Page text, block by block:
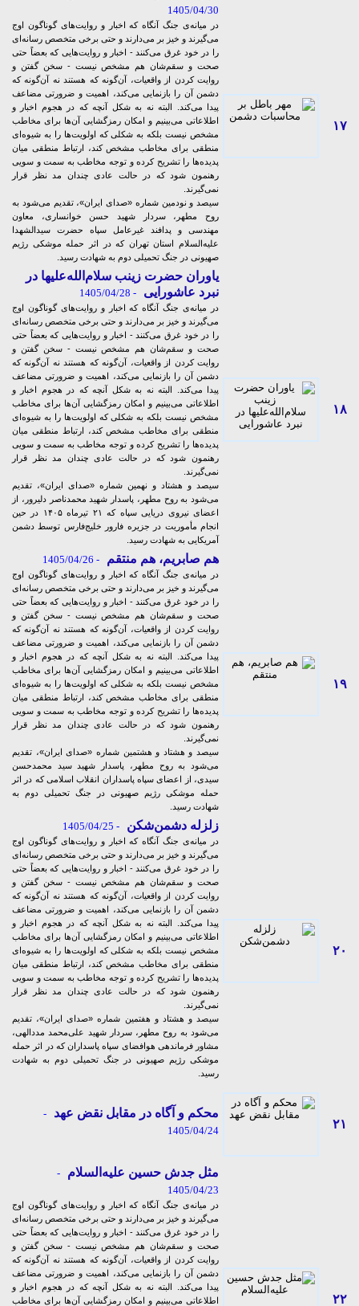
۱۷
1405/04/30
در میانه‌ی جنگ آنگاه که اخبار و روایت‌های گوناگون اوج
می‌گیرند و خیز بر می‌دارند و حتی برخی متخصص رسانه‌ای
را در خود غرق می‌کنند - اخبار و روایت‌هایی که بعضاً حتی
صحت و سقم‌شان هم مشخص نیست - سخن گفتن و
روایت کردن از واقعیات، آن‌گونه که هستند نه آن‌گونه که
دشمن آن را بازنمایی می‌کند، اهمیت و ضرورتی مضاعف
پیدا می‌کند. البته نه به شکل آنچه که در هجوم اخبار و
اطلاعاتی می‌بینیم و امکان رمزگشایی‌ آن‌ها برای مخاطب
مشخص نیست بلکه به شکلی که اولویت‌ها را به شیوه‌ای
منطقی برای مخاطب مشخص کند، ارتباط منطقی میان
پدیده‌ها را تشریح کرده و توجه مخاطب به سمت و سویی
رهنمون شود که در حالت عادی چندان مد نظر قرار
نمی‌گیرند.
سیصد و نودمین شماره «صدای ایران»، تقدیم می‌شود به
روح مطهر، سردار شهید حسن خوانساری، معاون
مهندسی و پدافند غیرعامل سپاه حضرت سیدالشهدا
علیه‌السلام استان تهران که در اثر حمله موشکی رژیم
صهیونی در جنگ تحمیلی دوم به شهادت رسید.
۱۸
یاوران حضرت زینب سلام‌الله‌علیها در
نبرد عاشورایی
- 1405/04/28
در میانه‌ی جنگ آنگاه که اخبار و روایت‌های گوناگون اوج
می‌گیرند و خیز بر می‌دارند و حتی برخی متخصص رسانه‌ای
را در خود غرق می‌کنند - اخبار و روایت‌هایی که بعضاً حتی
صحت و سقم‌شان هم مشخص نیست - سخن گفتن و
روایت کردن از واقعیات، آن‌گونه که هستند نه آن‌گونه که
دشمن آن را بازنمایی می‌کند، اهمیت و ضرورتی مضاعف
پیدا می‌کند. البته نه به شکل آنچه که در هجوم اخبار و
اطلاعاتی می‌بینیم و امکان رمزگشایی‌ آن‌ها برای مخاطب
مشخص نیست بلکه به شکلی که اولویت‌ها را به شیوه‌ای
منطقی برای مخاطب مشخص کند، ارتباط منطقی میان
پدیده‌ها را تشریح کرده و توجه مخاطب به سمت و سویی
رهنمون شود که در حالت عادی چندان مد نظر قرار
نمی‌گیرند.
سیصد و هشتاد و نهمین شماره «صدای ایران»، تقدیم
می‌شود به روح مطهر، پاسدار شهید محمدناصر دلیرور، از
اعضای نیروی دریایی سپاه که‌ ۲۱ تیرماه ۱۴۰۵ در حین
انجام مأموریت در جزیره فارور خلیج‌فارس توسط دشمن
آمریکایی به شهادت رسید.
۱۹
هم صابریم، هم منتقم - 1405/04/26
در میانه‌ی جنگ آنگاه که اخبار و روایت‌های گوناگون اوج
می‌گیرند و خیز بر می‌دارند و حتی برخی متخصص رسانه‌ای
را در خود غرق می‌کنند - اخبار و روایت‌هایی که بعضاً حتی
صحت و سقم‌شان هم مشخص نیست - سخن گفتن و
روایت کردن از واقعیات، آن‌گونه که هستند نه آن‌گونه که
دشمن آن را بازنمایی می‌کند، اهمیت و ضرورتی مضاعف
پیدا می‌کند. البته نه به شکل آنچه که در هجوم اخبار و
اطلاعاتی می‌بینیم و امکان رمزگشایی‌ آن‌ها برای مخاطب
مشخص نیست بلکه به شکلی که اولویت‌ها را به شیوه‌ای
منطقی برای مخاطب مشخص کند، ارتباط منطقی میان
پدیده‌ها را تشریح کرده و توجه مخاطب به سمت و سویی
رهنمون شود که در حالت عادی چندان مد نظر قرار
نمی‌گیرند.
سیصد و هشتاد و هشتمین شماره «صدای ایران»، تقدیم
می‌شود به روح مطهر، پاسدار شهید سید محمدحسن
سیدی، از اعضای سپاه پاسداران انقلاب اسلامی که در اثر
حمله موشکی رژیم صهیونی در جنگ تحمیلی دوم به
شهادت رسید.
۲۰
زلزله دشمن‌شکن - 1405/04/25
در میانه‌ی جنگ آنگاه که اخبار و روایت‌های گوناگون اوج
می‌گیرند و خیز بر می‌دارند و حتی برخی متخصص رسانه‌ای
را در خود غرق می‌کنند - اخبار و روایت‌هایی که بعضاً حتی
صحت و سقم‌شان هم مشخص نیست - سخن گفتن و
روایت کردن از واقعیات، آن‌گونه که هستند نه آن‌گونه که
دشمن آن را بازنمایی می‌کند، اهمیت و ضرورتی مضاعف
پیدا می‌کند. البته نه به شکل آنچه که در هجوم اخبار و
اطلاعاتی می‌بینیم و امکان رمزگشایی‌ آن‌ها برای مخاطب
مشخص نیست بلکه به شکلی که اولویت‌ها را به شیوه‌ای
منطقی برای مخاطب مشخص کند، ارتباط منطقی میان
پدیده‌ها را تشریح کرده و توجه مخاطب به سمت و سویی
رهنمون شود که در حالت عادی چندان مد نظر قرار
نمی‌گیرند.
سیصد و هشتاد و هفتمین شماره «صدای ایران»، تقدیم
می‌شود به روح مطهر، سردار شهید علی‌محمد مددالهی،
مشاور فرماندهی هوافضای سپاه پاسداران که در اثر حمله
موشکی رژیم صهیونی در جنگ تحمیلی دوم به شهادت
رسید.
۲۱
محکم و آگاه در مقابل نقض عهد
-
1405/04/24
۲۲
مثل جدش حسین علیه‌السلام
-
1405/04/23
در میانه‌ی جنگ آنگاه که اخبار و روایت‌های گوناگون اوج
می‌گیرند و خیز بر می‌دارند و حتی برخی متخصص رسانه‌ای
را در خود غرق می‌کنند - اخبار و روایت‌هایی که بعضاً حتی
صحت و سقم‌شان هم مشخص نیست - سخن گفتن و
روایت کردن از واقعیات، آن‌گونه که هستند نه آن‌گونه که
دشمن آن را بازنمایی می‌کند، اهمیت و ضرورتی مضاعف
پیدا می‌کند. البته نه به شکل آنچه که در هجوم اخبار و
اطلاعاتی می‌بینیم و امکان رمزگشایی‌ آن‌ها برای مخاطب